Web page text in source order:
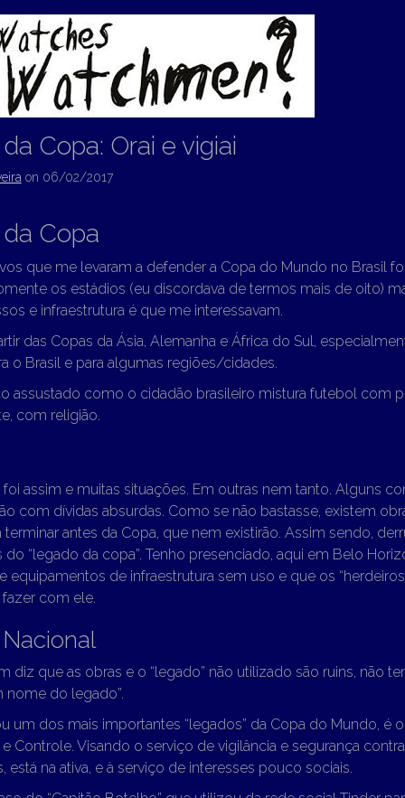
Copa: Orai e vigiai
on 06/02/2017
Copa
que me levaram a defender a Copa do Mundo no Brasil
os estádios (eu discordava de termos mais de oito)
e infraestrutura é que me interessavam.
das Copas da Ásia, Alemanha e África do Sul,
o Brasil e para algumas regiões/cidades.
assustado como o cidadão brasileiro mistura futebol com
com religião.
foi assim e muitas situações. Em outras nem tanto. Alguns
com dívidas absurdas. Como se não bastasse, existem
terminar antes da Copa, que nem existirão. Assim sendo,
do “legado da copa”. Tenho presenciado, aqui em Belo
equipamentos de infraestrutura sem uso e que os
com ele.
diz que as obras e o “legado” não utilizado são ruins, não
nome do legado”.
um dos mais importantes “legados” da Copa do Mundo, é
Controle. Visando o serviço de vigilância e segurança
está na ativa, e à serviço de interesses pouco sociais.